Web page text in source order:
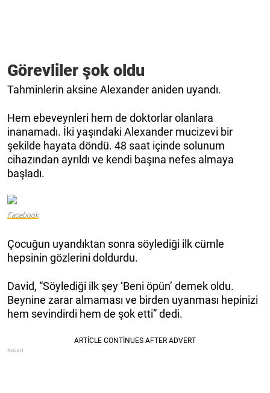
Görevliler şok oldu
Tahminlerin aksine Alexander aniden uyandı.
Hem ebeveynleri hem de doktorlar olanlara
inanamadı. İki yaşındaki Alexander mucizevi bir
şekilde hayata döndü. 48 saat içinde solunum
cihazından ayrıldı ve kendi başına nefes almaya
başladı.
Facebook
Çocuğun uyandıktan sonra söylediği ilk cümle
hepsinin gözlerini doldurdu.
David, “Söylediği ilk şey ‘Beni öpün’ demek oldu.
Beynine zarar almaması ve birden uyanması hepinizi
hem sevindirdi hem de şok etti” dedi.